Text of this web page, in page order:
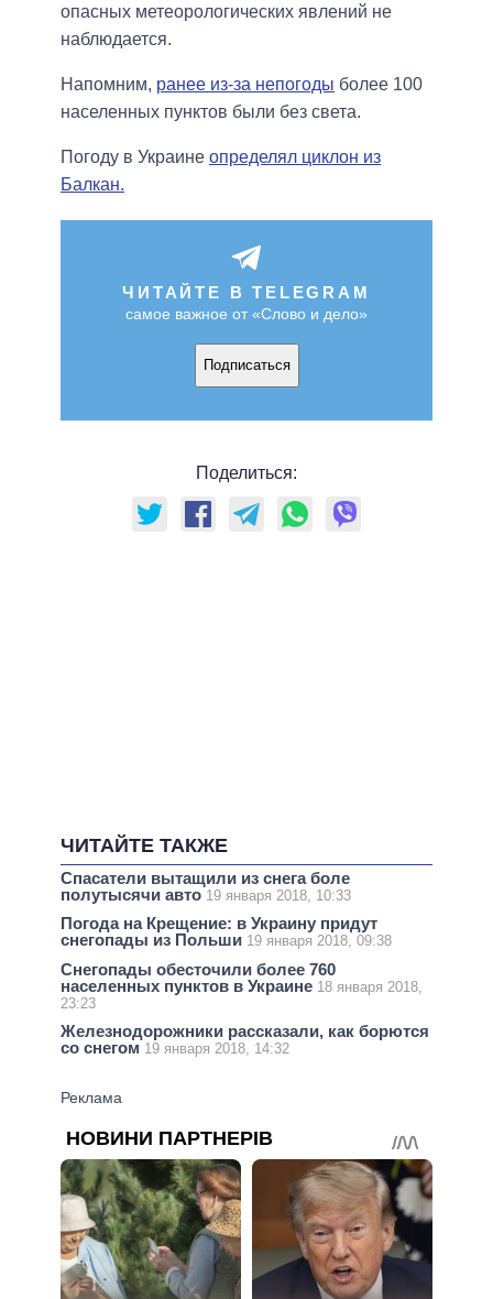
опасных метеорологических явлений не
наблюдается.
Напомним, ранее из-за непогоды более 100
населенных пунктов были без света.
Погоду в Украине определял циклон из
Балкан.
ЧИТАЙТЕ В TELEGRAM
самое важное от «Слово и дело»
Подписаться
Поделиться:
ЧИТАЙТЕ ТАКЖЕ
Спасатели вытащили из снега боле
полутысячи авто 19 января 2018, 10:33
Погода на Крещение: в Украину придут
снегопады из Польши 19 января 2018, 09:38
Снегопады обесточили более 760
населенных пунктов в Украине 18 января 2018,
23:23
Железнодорожники рассказали, как борются
со снегом 19 января 2018, 14:32